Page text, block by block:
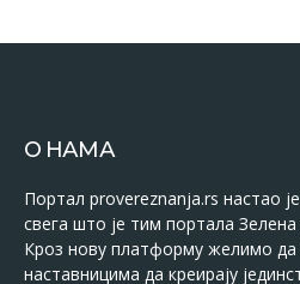
О НАМА
Портал provereznanja.rs настао
свега што је тим портала
Кроз нову платформу желимо
наставницима да креирају